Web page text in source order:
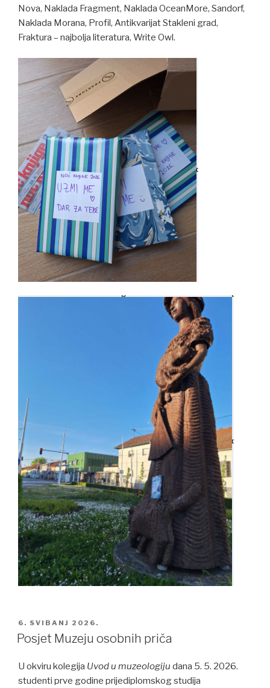
Nova, Naklada Fragment, Naklada OceanMore, Sandorf,
Naklada Morana, Profil, Antikvarijat Stakleni grad,
Fraktura – najbolja literatura, Write Owl.
POSTED
ON
6. SVIBANJ 2026.
Posjet Muzeju osobnih priča
U okviru kolegija Uvod u muzeologiju dana 5. 5. 2026.
studenti prve godine prijediplomskog studija